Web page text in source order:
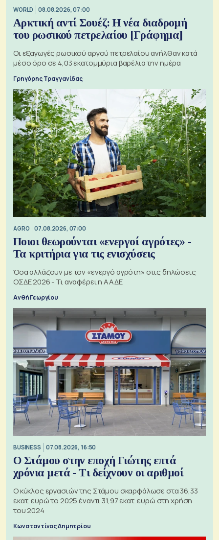
WORLD 08.08.2026, 07:00
Αρκτική αντί Σουέζ: Η νέα διαδρομή
του ρωσικού πετρελαίου [Γράφημα]
Οι εξαγωγές ρωσικού αργού πετρελαίου ανήλθαν κατά
μέσο όρο σε 4,03 εκατομμύρια βαρέλια την ημέρα
Γρηγόρης Τραγγανίδας
AGRO 07.08.2026, 07:00
Ποιοι θεωρούνται «ενεργοί αγρότες» -
Τα κριτήρια για τις ενισχύσεις
Όσα αλλάζουν με τον «ενεργό αγρότη» στις δηλώσεις
ΟΣΔΕ 2026 - Τι αναφέρει η ΑΑΔΕ
Ανθή Γεωργίου
BUSINESS 07.08.2026, 16:50
Ο Στάμου στην εποχή Γιώτης επτά
χρόνια μετά - Τι δείχνουν οι αριθμοί
Ο κύκλος εργασιών της Στάμου σκαρφάλωσε στα 36,33
εκατ. ευρώ το 2025 έναντι 31,97 εκατ. ευρώ στη χρήση
του 2024
Κωνσταντίνος Δημητρίου